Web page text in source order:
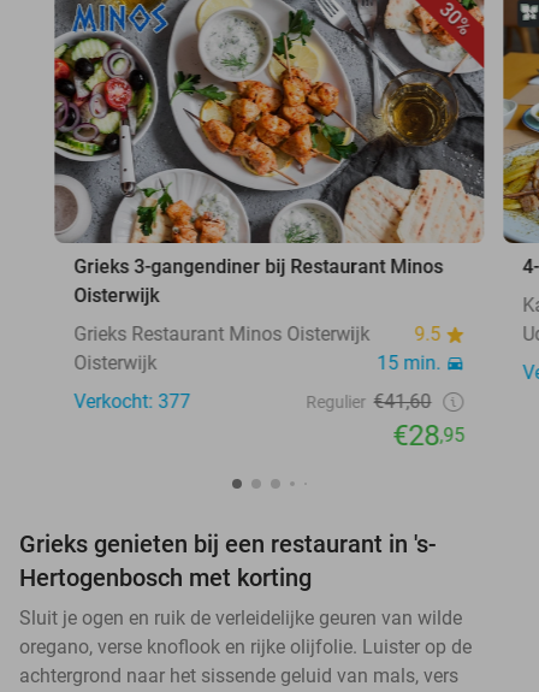
30%
Grieks 3-gangendiner bij Restaurant Minos
Oisterwijk
Grieks Restaurant Minos Oisterwijk
9.5
Oisterwijk
15 min.
Verkocht: 377
Regulier €41,60
€28,95
Grieks genieten bij een restaurant in 's-
Hertogenbosch met korting
Sluit je ogen en ruik de verleidelijke geuren van wilde
oregano, verse knoflook en rijke olijfolie. Luister op de
achtergrond naar het sissende geluid van mals, vers